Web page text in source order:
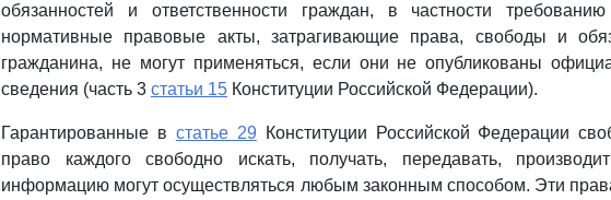
обязанностей и ответственности граждан, в частности
нормативные правовые акты, затрагивающие права, свободы и
гражданина, не могут применяться, если они не опубликованы
сведения (часть 3 статьи 15 Конституции Российской Федерации).
Гарантированные в статье 29 Конституции Российской Федерации
право каждого свободно искать, получать, передавать,
информацию могут осуществляться любым законным способом. Эти